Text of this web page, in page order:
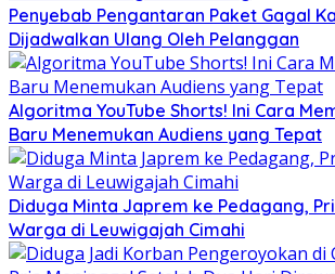
Penyebab Pengantaran Paket Gagal
Dijadwalkan Ulang Oleh Pelanggan
Algoritma YouTube Shorts! Ini Cara
Baru Menemukan Audiens yang Tepat
Diduga Minta Japrem ke Pedagang,
Warga di Leuwigajah Cimahi